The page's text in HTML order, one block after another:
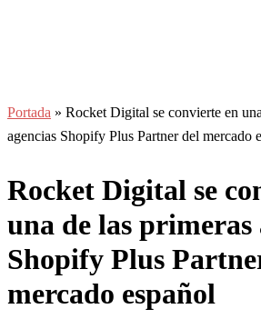
Portada » Rocket Digital se convierte en
agencias Shopify Plus Partner del mercado
Rocket Digital se
una de las primeras
Shopify Plus
mercado español